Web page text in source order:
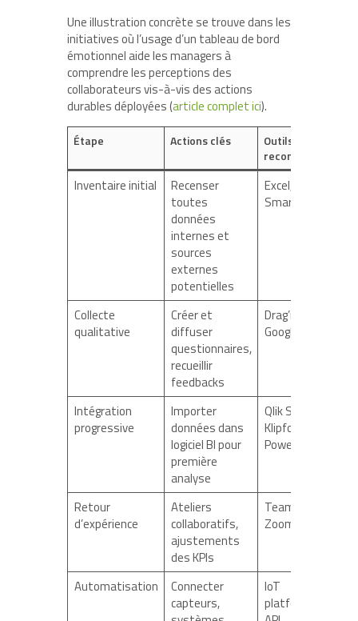
Une illustration concrète se trouve dans les
initiatives où l’usage d’un tableau de bord
émotionnel aide les managers à
comprendre les perceptions des
collaborateurs vis-à-vis des actions
durables déployées (article complet ici).
Étape Actions clés
Outils
recommandés
Inventaire initial
Recenser
toutes
données
internes et
sources
externes
potentielles
Excel,
Smartsheet
Collecte
qualitative
Créer et
diffuser
questionnaires,
recueillir
feedbacks
Drag’n Survey,
Google Forms
Intégration
progressive
Importer
données dans
logiciel BI pour
première
analyse
Qlik Sense,
Klipfolio,
Power BI
Retour
d’expérience
Ateliers
collaboratifs,
ajustements
des KPIs
Teams,
Zoom, Miro
Automatisation
Connecter
capteurs,
IoT
platforms,